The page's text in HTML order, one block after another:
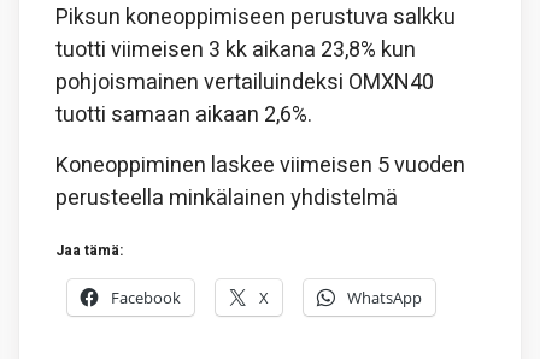
Piksun koneoppimiseen perustuva salkku
tuotti viimeisen 3 kk aikana 23,8% kun
pohjoismainen vertailuindeksi OMXN40
tuotti samaan aikaan 2,6%.
Koneoppiminen laskee viimeisen 5 vuoden
perusteella minkälainen yhdistelmä
Jaa tämä:
Facebook X WhatsApp